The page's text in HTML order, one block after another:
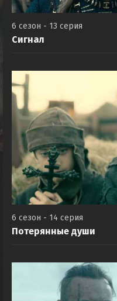
6 сезон - 13 серия
Сигнал
6 сезон - 14 серия
Потерянные души